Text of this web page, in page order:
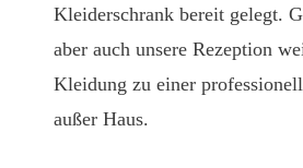
Kleiderschrank bereit gelegt.
aber auch unsere Rezeption
Kleidung zu einer
außer Haus.